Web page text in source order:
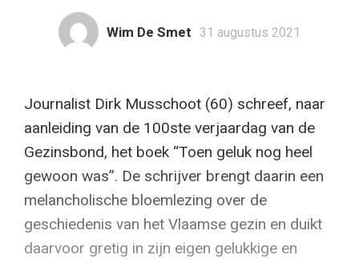
Wim De Smet 31 augustus 2021
Journalist Dirk Musschoot (60) schreef, naar
aanleiding van de 100ste verjaardag van de
Gezinsbond, het boek “Toen geluk nog heel
gewoon was”. De schrijver brengt daarin een
melancholische bloemlezing over de
geschiedenis van het Vlaamse gezin en duikt
daarvoor gretig in zijn eigen gelukkige en